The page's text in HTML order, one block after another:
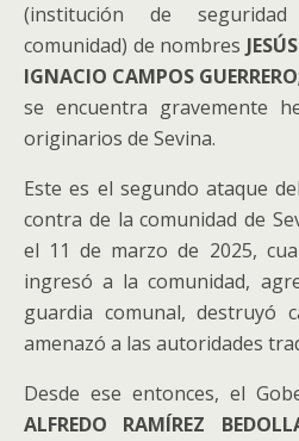
(institución de
comunidad) de nombres
IGNACIO CAMPOS GUERRERO
se encuentra gravemente
originarios de Sevina.
Este es el segundo ataque
contra de la comunidad de
el 11 de marzo de 2025,
ingresó a la comunidad,
guardia comunal, destruyó
amenazó a las autoridades
Desde ese entonces, el
ALFREDO RAMÍREZ